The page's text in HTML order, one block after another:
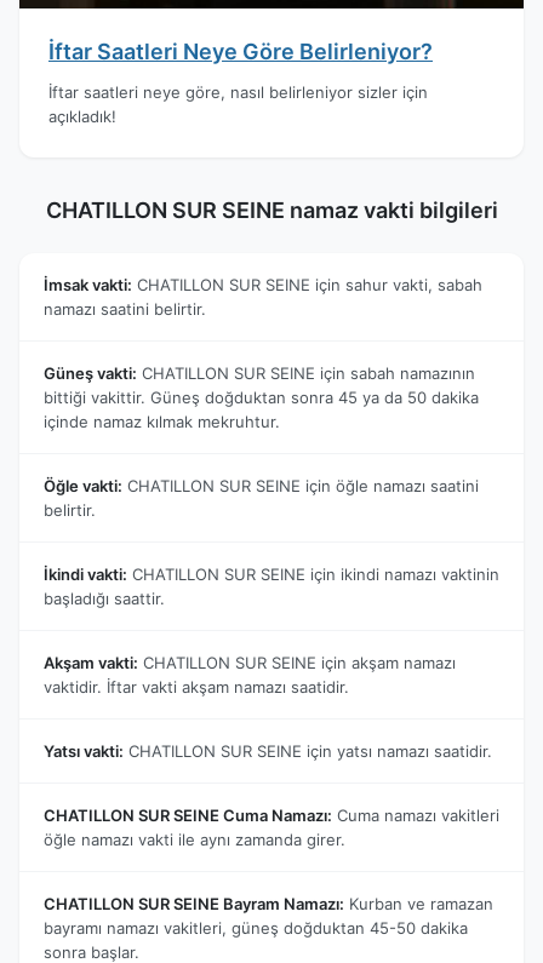
İftar Saatleri Neye Göre Belirleniyor?
İftar saatleri neye göre, nasıl belirleniyor sizler için
açıkladık!
CHATILLON SUR SEINE namaz vakti bilgileri
İmsak vakti: CHATILLON SUR SEINE için sahur vakti, sabah
namazı saatini belirtir.
Güneş vakti: CHATILLON SUR SEINE için sabah namazının
bittiği vakittir. Güneş doğduktan sonra 45 ya da 50 dakika
içinde namaz kılmak mekruhtur.
Öğle vakti: CHATILLON SUR SEINE için öğle namazı saatini
belirtir.
İkindi vakti: CHATILLON SUR SEINE için ikindi namazı vaktinin
başladığı saattir.
Akşam vakti: CHATILLON SUR SEINE için akşam namazı
vaktidir. İftar vakti akşam namazı saatidir.
Yatsı vakti: CHATILLON SUR SEINE için yatsı namazı saatidir.
CHATILLON SUR SEINE Cuma Namazı: Cuma namazı vakitleri
öğle namazı vakti ile aynı zamanda girer.
CHATILLON SUR SEINE Bayram Namazı: Kurban ve ramazan
bayramı namazı vakitleri, güneş doğduktan 45-50 dakika
sonra başlar.